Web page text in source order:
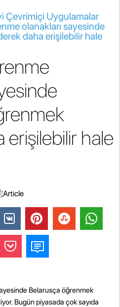
Çevrimiçi Uygulamalar
olanakları sayesinde
daha erişilebilir hale
hale
Belarusça öğrenmek
Bugün piyasada çok sayıda